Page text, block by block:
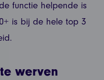
functie helpende is
is bij de hele top 3
werven